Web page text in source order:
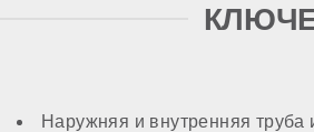
Наружняя и внутренняя труба